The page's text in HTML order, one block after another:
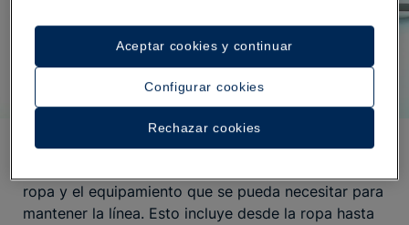
Cuando se prepara la maleta, es aconsejable
ropa y el equipamiento que se pueda necesitar para
mantener la línea. Esto incluye desde la ropa hasta
Configurar cookies
Rechazar cookies
Aceptar cookies y continuar